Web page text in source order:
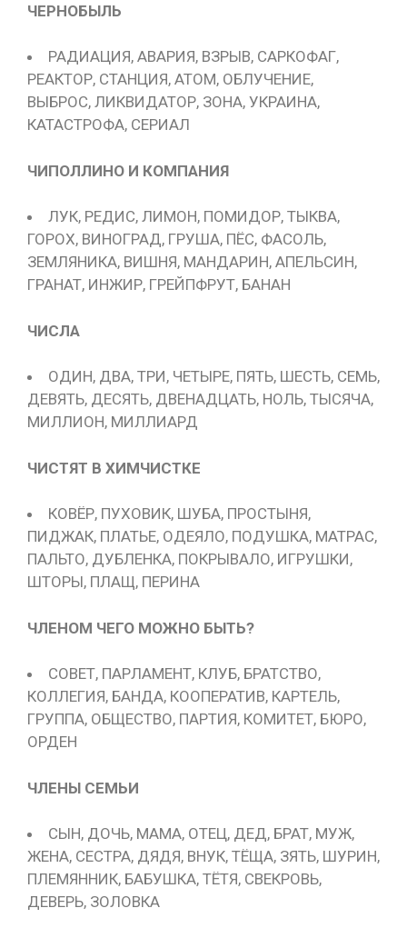
ЧЕРНОБЫЛЬ
РАДИАЦИЯ, АВАРИЯ, ВЗРЫВ, САРКОФАГ,
РЕАКТОР, СТАНЦИЯ, АТОМ, ОБЛУЧЕНИЕ,
ВЫБРОС, ЛИКВИДАТОР, ЗОНА, УКРАИНА,
КАТАСТРОФА, СЕРИАЛ
ЧИПОЛЛИНО И КОМПАНИЯ
ЛУК, РЕДИС, ЛИМОН, ПОМИДОР, ТЫКВА,
ГОРОХ, ВИНОГРАД, ГРУША, ПЁС, ФАСОЛЬ,
ЗЕМЛЯНИКА, ВИШНЯ, МАНДАРИН, АПЕЛЬСИН,
ГРАНАТ, ИНЖИР, ГРЕЙПФРУТ, БАНАН
ЧИСЛА
ОДИН, ДВА, ТРИ, ЧЕТЫРЕ, ПЯТЬ, ШЕСТЬ, СЕМЬ,
ДЕВЯТЬ, ДЕСЯТЬ, ДВЕНАДЦАТЬ, НОЛЬ, ТЫСЯЧА,
МИЛЛИОН, МИЛЛИАРД
ЧИСТЯТ В ХИМЧИСТКЕ
КОВЁР, ПУХОВИК, ШУБА, ПРОСТЫНЯ,
ПИДЖАК, ПЛАТЬЕ, ОДЕЯЛО, ПОДУШКА, МАТРАС,
ПАЛЬТО, ДУБЛЕНКА, ПОКРЫВАЛО, ИГРУШКИ,
ШТОРЫ, ПЛАЩ, ПЕРИНА
ЧЛЕНОМ ЧЕГО МОЖНО БЫТЬ?
СОВЕТ, ПАРЛАМЕНТ, КЛУБ, БРАТСТВО,
КОЛЛЕГИЯ, БАНДА, КООПЕРАТИВ, КАРТЕЛЬ,
ГРУППА, ОБЩЕСТВО, ПАРТИЯ, КОМИТЕТ, БЮРО,
ОРДЕН
ЧЛЕНЫ СЕМЬИ
СЫН, ДОЧЬ, МАМА, ОТЕЦ, ДЕД, БРАТ, МУЖ,
ЖЕНА, СЕСТРА, ДЯДЯ, ВНУК, ТЁЩА, ЗЯТЬ, ШУРИН,
ПЛЕМЯННИК, БАБУШКА, ТЁТЯ, СВЕКРОВЬ,
ДЕВЕРЬ, ЗОЛОВКА